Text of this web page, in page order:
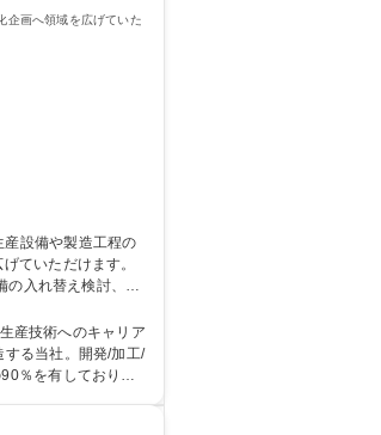
企画へ領域を広げていた
ていただけます。
の入れ替え検討、新
品理解を根底から
し/社員食堂あり
産技術へのキャリア
％を有しておりま